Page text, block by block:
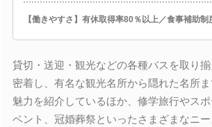
【働きやすさ】有休取得率80％以上／食事補助制
貸切・送迎・観光などの各種バスを取り
密着し、有名な観光名所から隠れた名所
魅力を紹介しているほか、修学旅行やス
ベント、冠婚葬祭といったさまざまなニ